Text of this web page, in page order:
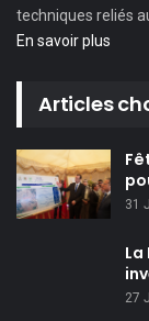
techniques reliés
En savoir plus
Articles
31
27